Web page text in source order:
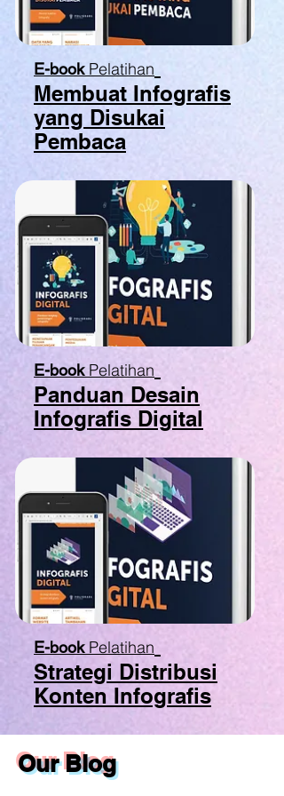
E-book Pelatihan
Membuat Infografis
yang Disukai
Pembaca
E-book Pelatihan
Panduan Desain
Infografis Digital
E-book Pelatihan
Strategi Distribusi
Konten Infografis
Our Blog